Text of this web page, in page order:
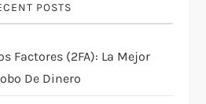
POSTS
Factores (2FA): La Mejor
De Dinero